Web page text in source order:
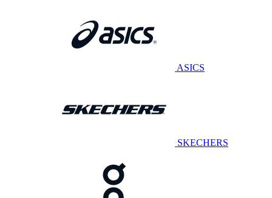
ASICS
SKECHERS